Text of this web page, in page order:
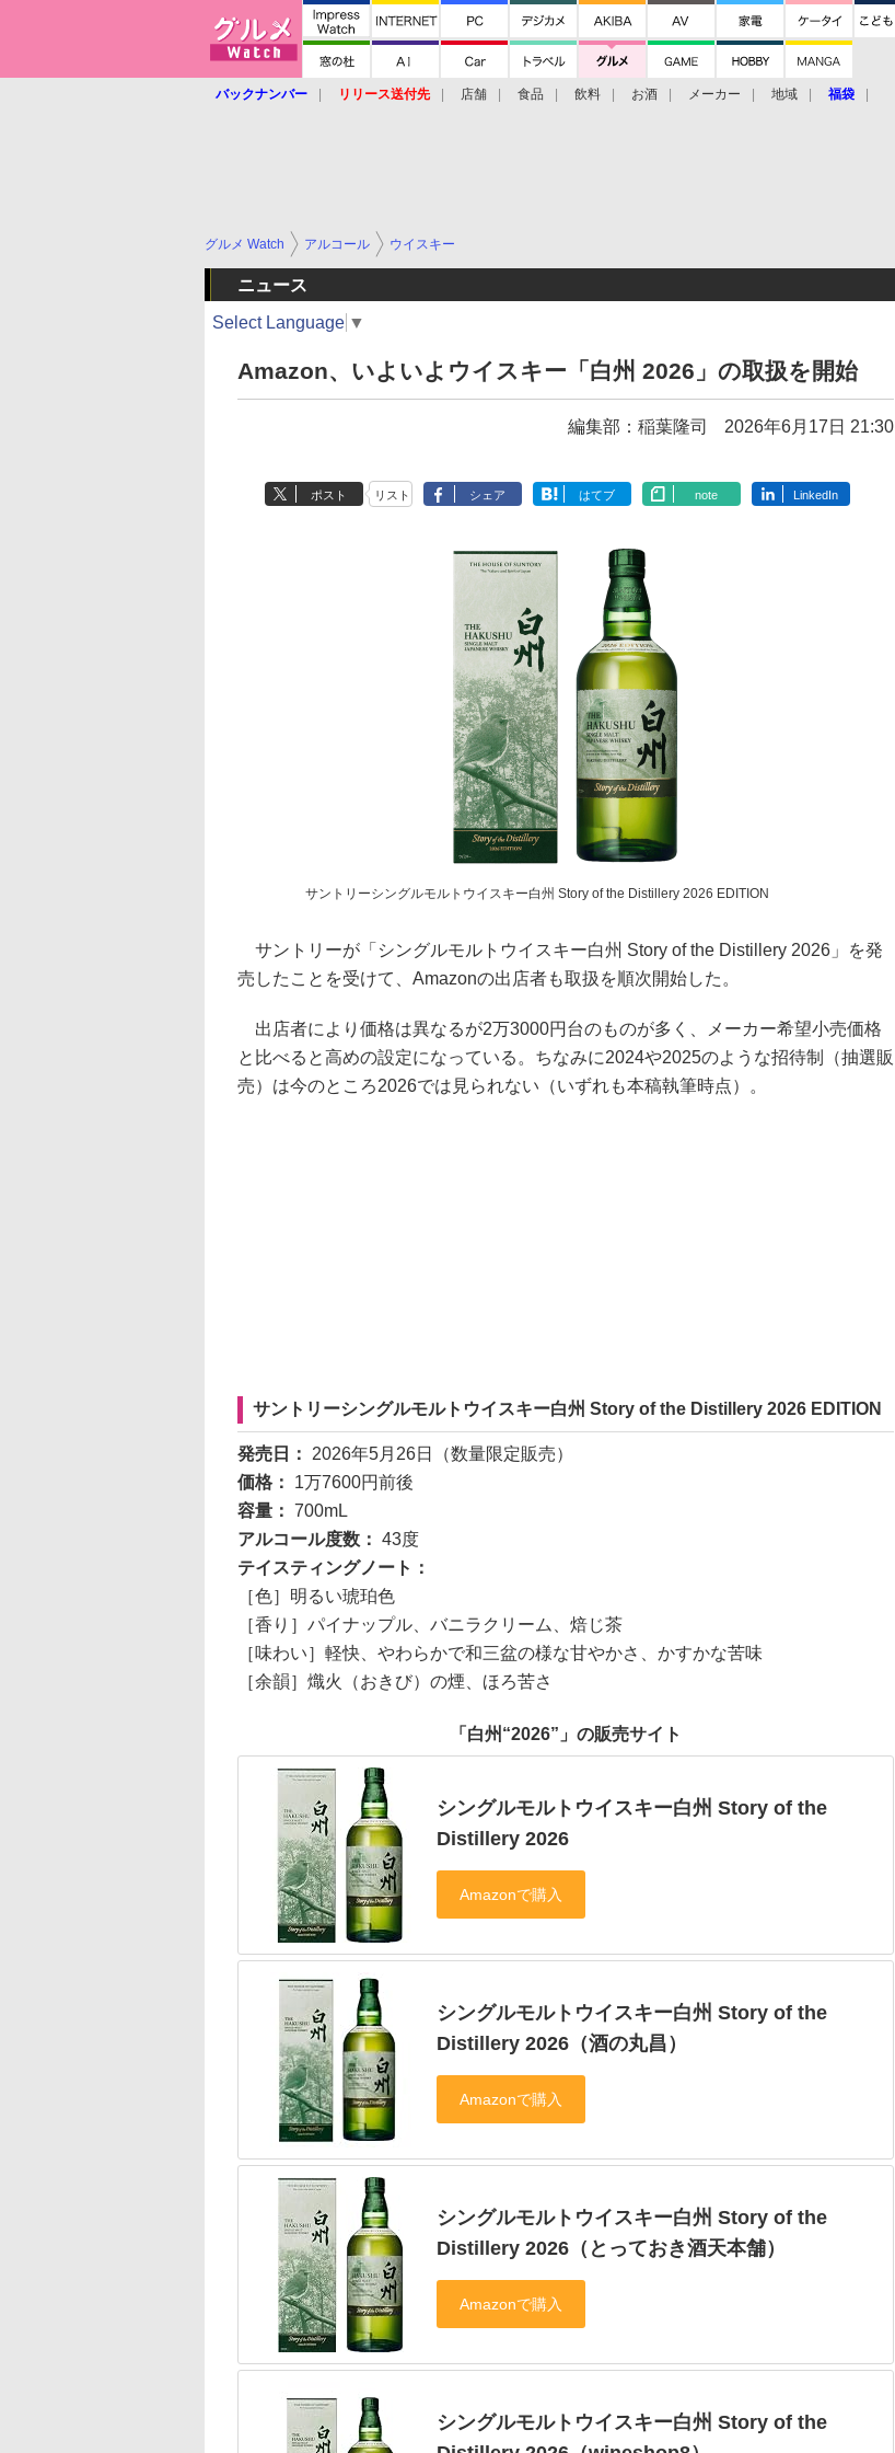
バックナンバー リリース送付先 店舗 食品 飲料 お酒 メーカー 地域 福袋
グルメ Watch アルコール ウイスキー
ニュース
Select Language ▼
Amazon、いよいよウイスキー「白州 2026」の取扱を開始
編集部：稲葉隆司 2026年6月17日 21:30
ポスト リスト シェア はてブ note LinkedIn
サントリーシングルモルトウイスキー白州 Story of the Distillery 2026 EDITION
サントリーが「シングルモルトウイスキー白州 Story of the Distillery 2026」を発
売したことを受けて、Amazonの出店者も取扱を順次開始した。
出店者により価格は異なるが2万3000円台のものが多く、メーカー希望小売価格
と比べると高めの設定になっている。ちなみに2024や2025のような招待制（抽選販
売）は今のところ2026では見られない（いずれも本稿執筆時点）。
サントリーシングルモルトウイスキー白州 Story of the Distillery 2026 EDITION
発売日： 2026年5月26日（数量限定販売）
価格： 1万7600円前後
容量： 700mL
アルコール度数： 43度
テイスティングノート：
［色］明るい琥珀色
［香り］パイナップル、バニラクリーム、焙じ茶
［味わい］軽快、やわらかで和三盆の様な甘やかさ、かすかな苦味
［余韻］熾火（おきび）の煙、ほろ苦さ
「白州“2026”」の販売サイト
シングルモルトウイスキー白州 Story of the
Distillery 2026
シングルモルトウイスキー白州 Story of the
Distillery 2026（酒の丸昌）
シングルモルトウイスキー白州 Story of the
Distillery 2026（とっておき酒天本舗）
シングルモルトウイスキー白州 Story of the